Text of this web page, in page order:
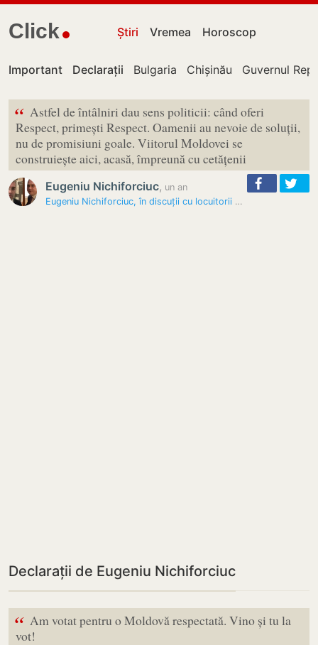
Click Știri Vremea Horoscop
Important Declarații Bulgaria Chișinău Guvernul
“ Astfel de întâlniri dau sens politicii: când oferi
Respect, primești Respect. Oamenii au nevoie de soluții,
nu de promisiuni goale. Viitorul Moldovei se
construiește aici, acasă, împreună cu cetățenii
Eugeniu Nichiforciuc, un an
Eugeniu Nichiforciuc, în discuții cu locuitorii din Florești și…
Declarații de Eugeniu Nichiforciuc
“ Am votat pentru o Moldovă respectată. Vino și tu la
vot!